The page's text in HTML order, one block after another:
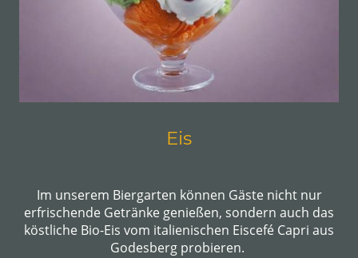
Eis
Im unserem Biergarten können Gäste nicht nur
erfrischende Getränke genießen, sondern auch das
köstliche Bio-Eis vom italienischen Eiscefé Capri aus
Godesberg probieren.